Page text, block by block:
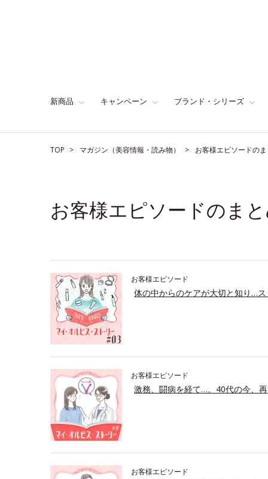
新商品 キャンペーン ブランド・シリーズ
TOP マガジン（美容情報・読み物） お客様エピソードの
お客様エピソードのま
お客様エピソード
体の中からのケアが大切と知り…
お客様エピソード
激務、闘病を経て…。40代の今、
お客様エピソード